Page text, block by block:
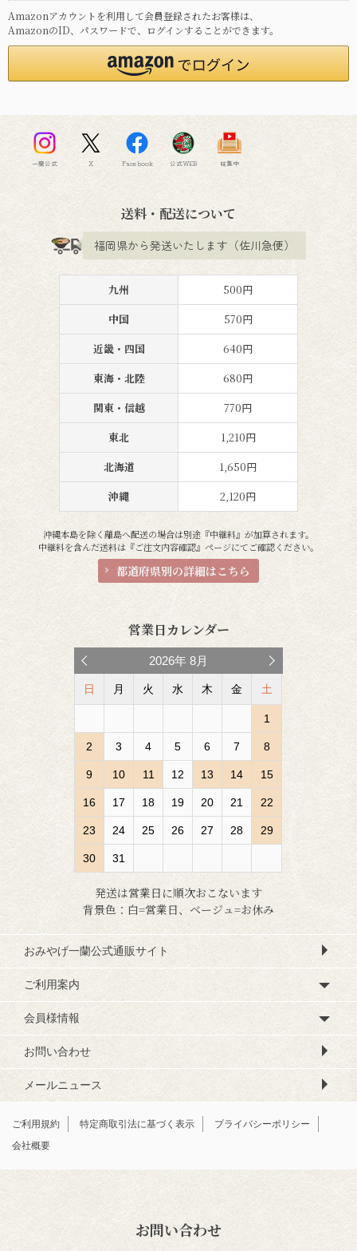
Amazonアカウントを利用して会員登録されたお客様は、
AmazonのID、パスワードで、ログインすることができます。
一蘭公式 X Facebook 公式WEB 味集中
送料・配送について
福岡県から発送いたします（佐川急便）
九州
中国
近畿・四国
東海・北陸
関東・信越
東北
北海道
沖縄
500円
570円
640円
680円
770円
1,210円
1,650円
2,120円
沖縄本島を除く離島へ配送の場合は別途『中継料』が加算されます。
中継料を含んだ送料は『ご注文内容確認』ページにてご確認ください。
都道府県別の詳細はこちら
営業日カレンダー
2026年 8月
日 月 火 水 木 金 土
1
2 3 4 5 6 7 8
9 10 11 12 13 14 15
16 17 18 19 20 21 22
23 24 25 26 27 28 29
30 31
発送は営業日に順次おこないます
背景色：白=営業日、ベージュ=お休み
おみやげ一蘭公式通販サイト
ご利用案内
会員様情報
お問い合わせ
メールニュース
ご利用規約 特定商取引法に基づく表示
プライバシーポリシー
会社概要
お問い合わせ